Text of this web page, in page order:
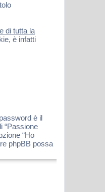
di tutta la
è infatti
è il
“Passione
“Ho
phpBB possa